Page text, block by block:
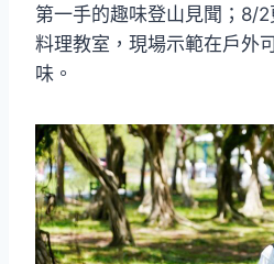
第一手的趣味登山見聞；8/
料理教室，現場示範在戶外
味。